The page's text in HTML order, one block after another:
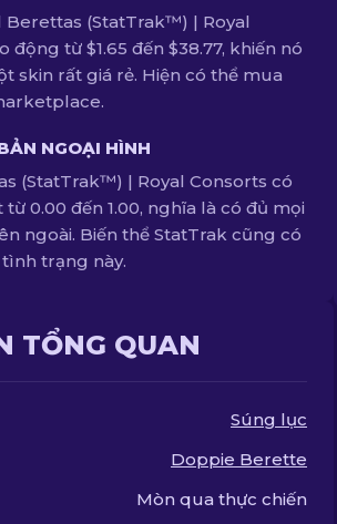
Berettas (StatTrak™) | Royal
động từ $1.65 đến $38.77, khiến nó
skin rất giá rẻ. Hiện có thể mua
NGOẠI HÌNH
(StatTrak™) | Royal Consorts có
0.00 đến 1.00, nghĩa là có đủ mọi
ngoài. Biến thể StatTrak cũng có
trạng này.
TỔNG QUAN
Súng lục
Doppie Berette
Mòn qua thực chiến